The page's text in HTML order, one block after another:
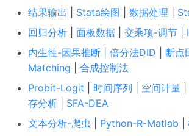
结果输出
Stata绘图 数据处理
回归分析| 面板数据| 交乘项-调节|
内生性-因果推断| 倍分法DID 断点
Matching
合成控制法
Probit-Logit
时间序列 空间计量|
存分析| SFA-DEA
文本分析-爬虫
Python-R-Matlab